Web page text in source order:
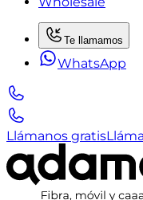
Te llamamos
WhatsApp
Llámanos gratis